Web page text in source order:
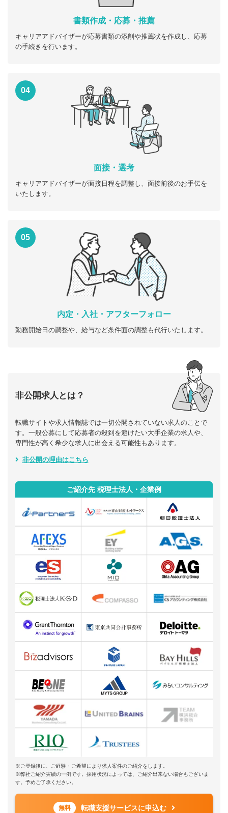
書類作成・応募・推薦
キャリアアドバイザーが応募書類の添削や推薦状を作成し、応募
の手続きを行います。
04
面接・選考
キャリアアドバイザーが面接日程を調整し、面接前後のお手伝を
いたします。
05
内定・入社・アフターフォロー
勤務開始日の調整や、給与など条件面の調整も代行いたします。
非公開求人とは？
転職サイトや求人情報誌では一切公開されていない求人のことで
す。一般公募にして応募者の殺到を避けたい大手企業の求人や、
専門性が高く希少な求人に出会える可能性もあります。
非公開の理由はこちら
ご紹介先 税理士法人・企業例
※ご登録後に、ご経験・ご希望により求人案件のご紹介をします。
※弊社ご紹介実績の一例です。採用状況によっては、ご紹介出来ない場合もございま
す。予めご了承ください。
無料 転職支援サービスに申込む